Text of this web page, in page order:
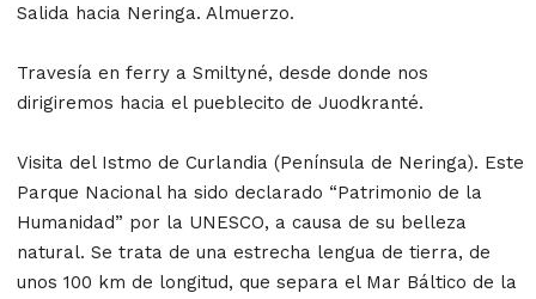
Salida hacia Neringa. Almuerzo.
Travesía en ferry a Smiltyné, desde donde nos
dirigiremos hacia el pueblecito de Juodkranté.
Visita del Istmo de Curlandia (Península de Neringa). Este
Parque Nacional ha sido declarado “Patrimonio de la
Humanidad” por la UNESCO, a causa de su belleza
natural. Se trata de una estrecha lengua de tierra, de
unos 100 km de longitud, que separa el Mar Báltico de la